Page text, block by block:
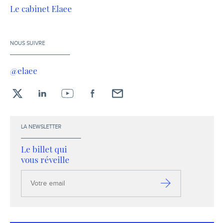
Le cabinet Elaee
NOUS SUIVRE
@elaee
LA NEWSLETTER
Le billet qui
vous réveille
email
S’inscrire